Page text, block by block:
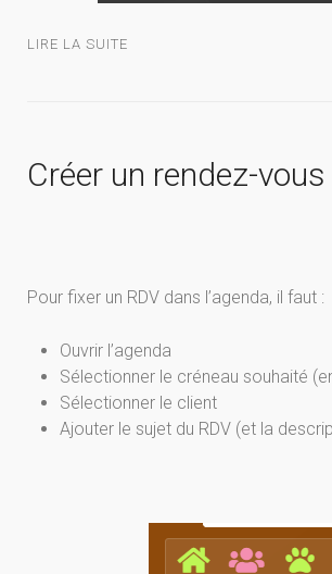
LIRE LA SUITE
Créer un rendez-
Pour fixer un RDV dans l’agenda, il faut :
Ouvrir l’agenda
Sélectionner le créneau souhaité
Sélectionner le client
Ajouter le sujet du RDV (et la